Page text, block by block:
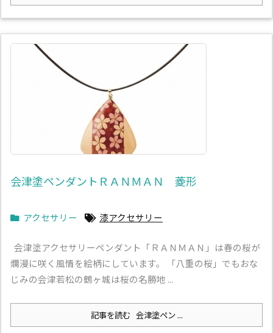
会津塗ペンダントＲＡＮＭＡＮ 菱形
アクセサリー 漆アクセサリー
会津塗アクセサリーペンダント「ＲＡＮＭＡＮ」は春の桜が
爛漫に咲く風情を絵柄にしています。 「八重の桜」でもおな
じみの会津若松の鶴ヶ城は桜の名勝地 ...
記事を読む 会津塗ペン ...